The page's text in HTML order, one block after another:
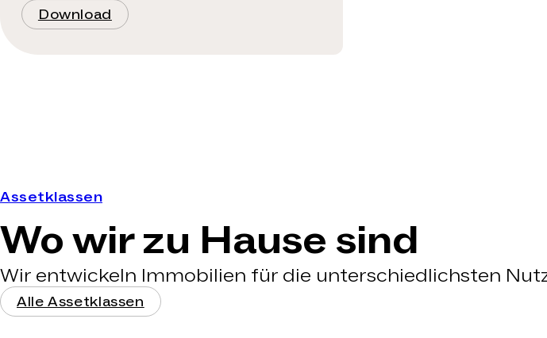
Download
Assetklassen
Wo wir zu Hause sind
Wir entwickeln Immobilien für die unterschiedlichsten
Alle Assetklassen